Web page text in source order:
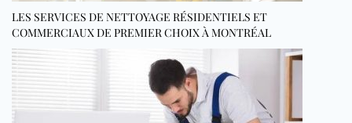
LES SERVICES DE NETTOYAGE RÉSIDENTIELS ET
COMMERCIAUX DE PREMIER CHOIX À MONTRÉAL